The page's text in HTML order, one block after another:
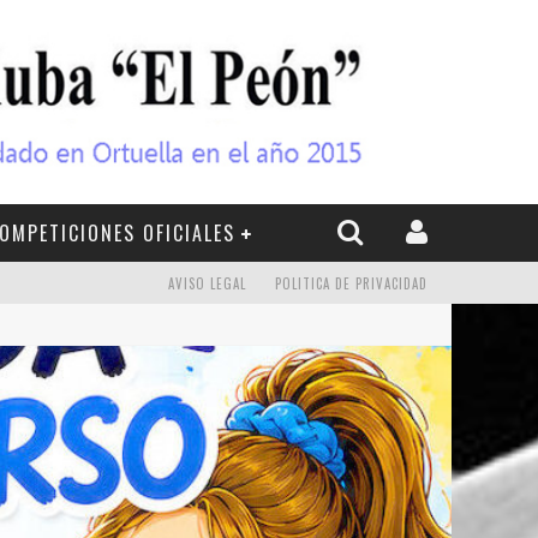
OFICIALES
AVISO LEGAL POLITICA DE PRIVACIDAD